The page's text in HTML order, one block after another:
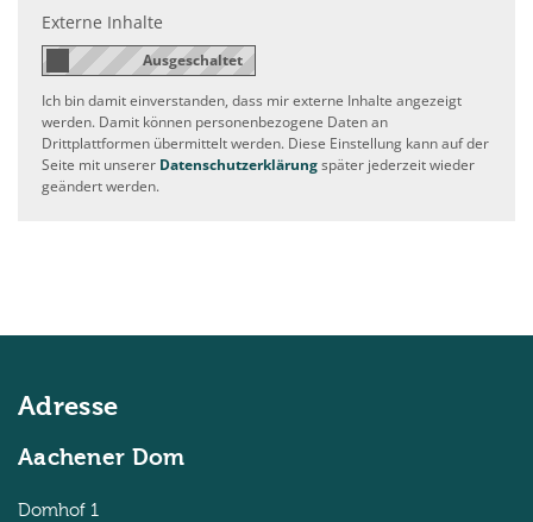
Externe Inhalte
Ich bin damit einverstanden, dass mir externe Inhalte angezeigt
werden. Damit können personenbezogene Daten an
Drittplattformen übermittelt werden. Diese Einstellung kann auf der
Seite mit unserer Datenschutzerklärungspäter jederzeit wieder
geändert werden.
Adresse
Aachener Dom
Domhof 1